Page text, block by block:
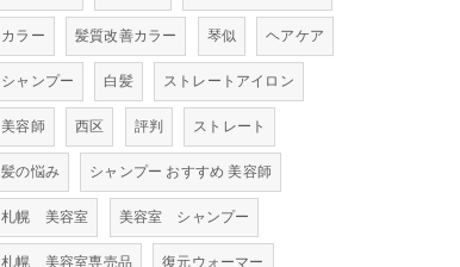
カラー 髪質改善カラー 琴似 ヘアケア
シャンプー 白髪 ストレートアイロン
美容師 西区 評判 ストレート
髪の悩み シャンプー おすすめ 美容師
札幌 美容室 美容室 シャンプー
札幌 美容室専売品 復元ウォーマー